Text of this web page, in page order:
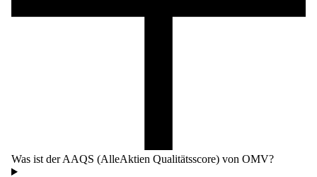
Was ist der AAQS (AlleAktien Qualitätsscore) von OMV?